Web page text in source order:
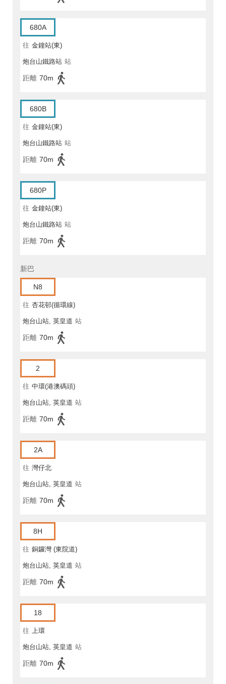
680A
往 金鐘站(東)
炮台山鐵路站 站
距離 70m
680B
往 金鐘站(東)
炮台山鐵路站 站
距離 70m
680P
往 金鐘站(東)
炮台山鐵路站 站
距離 70m
新巴
N8
往 杏花邨(循環線)
炮台山站, 英皇道 站
距離 70m
2
往 中環(港澳碼頭)
炮台山站, 英皇道 站
距離 70m
2A
往 灣仔北
炮台山站, 英皇道 站
距離 70m
8H
往 銅鑼灣 (東院道)
炮台山站, 英皇道 站
距離 70m
18
往 上環
炮台山站, 英皇道 站
距離 70m